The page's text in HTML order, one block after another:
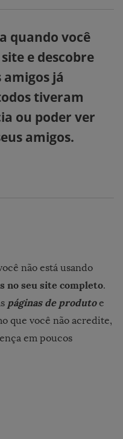
quando você
e descobre
amigos já
tiveram
ou poder ver
amigos.
não está usando
no seu site completo.
páginas de produtoe
que você não acredite,
em poucos